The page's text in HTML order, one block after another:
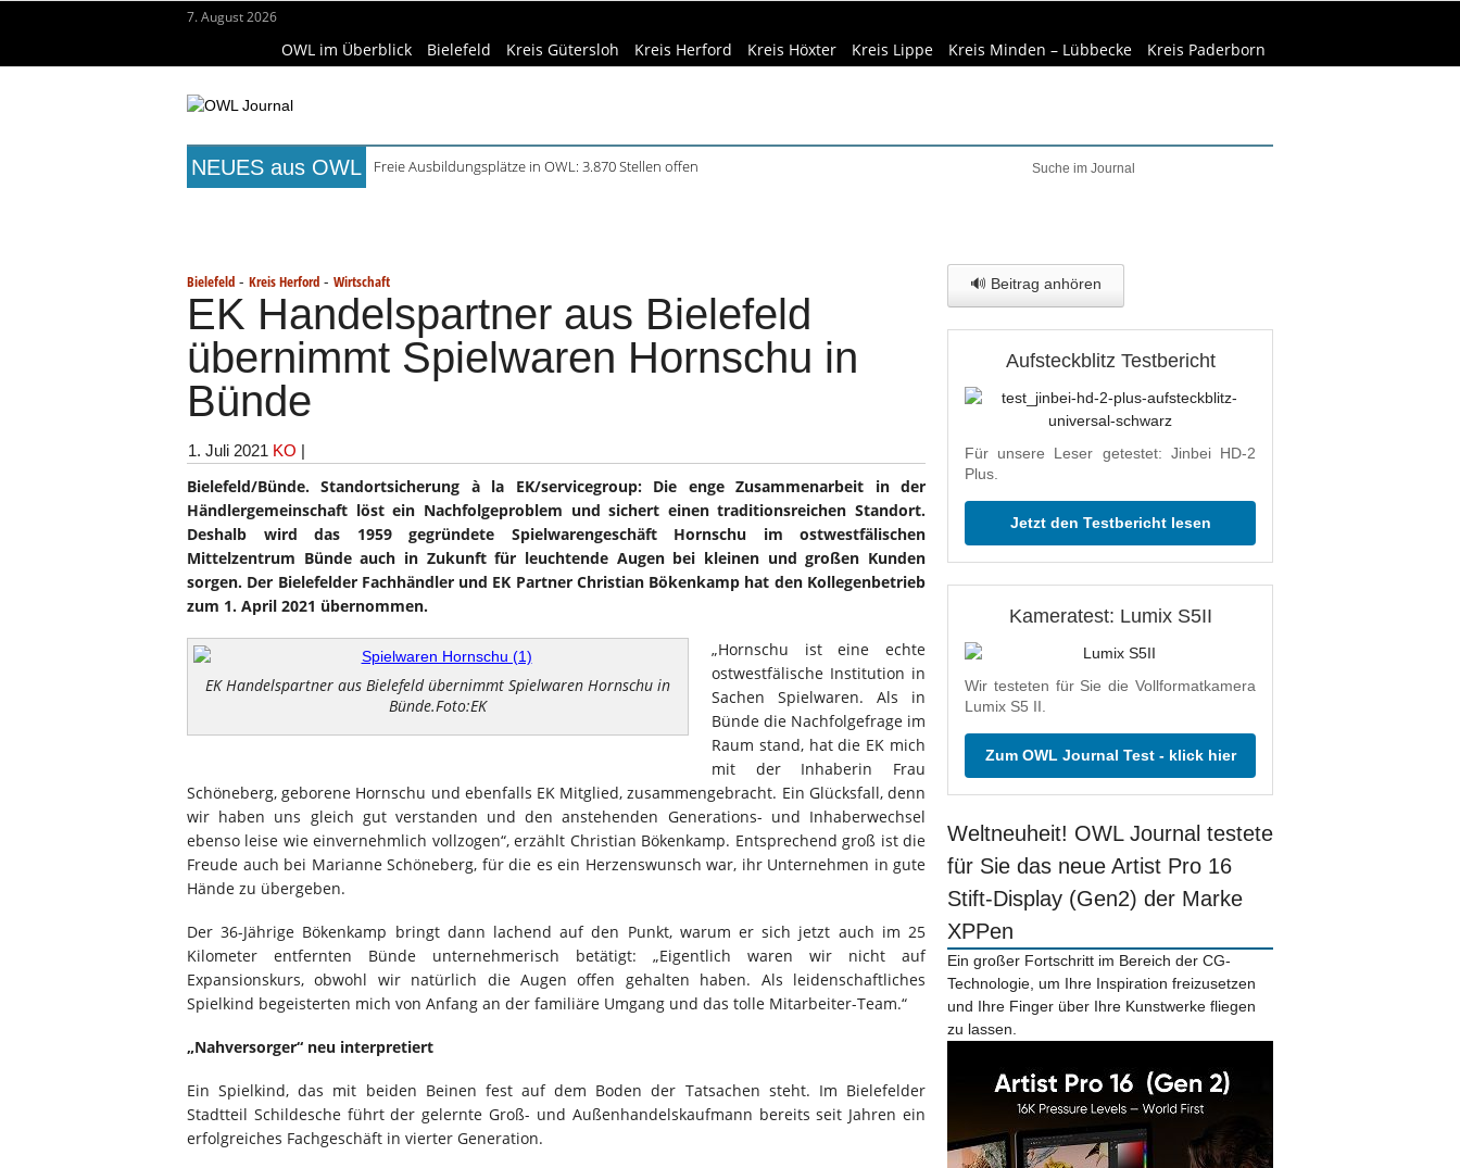
7. August 2026
OWL im Überblick Bielefeld Kreis Gütersloh Kreis Herford Kreis Höxter Kreis Lippe Kreis Minden – Lübbecke Kreis Paderborn
NEUES aus OWL
Freie Ausbildungsplätze in OWL: 3.870 Stellen offen
Bielefeld - Kreis Herford - Wirtschaft
EK Handelspartner aus Bielefeld
übernimmt Spielwaren Hornschu in
Bünde
1. Juli 2021 KO |
Bielefeld/Bünde. Standortsicherung à la EK/servicegroup: Die enge Zusammenarbeit in der
Händlergemeinschaft löst ein Nachfolgeproblem und sichert einen traditionsreichen Standort.
Deshalb wird das 1959 gegründete Spielwarengeschäft Hornschu im ostwestfälischen
Mittelzentrum Bünde auch in Zukunft für leuchtende Augen bei kleinen und großen Kunden
sorgen. Der Bielefelder Fachhändler und EK Partner Christian Bökenkamp hat den Kollegenbetrieb
zum 1. April 2021 übernommen.
EK Handelspartner aus Bielefeld übernimmt Spielwaren Hornschu in
Bünde.Foto:EK
„Hornschu ist eine echte
ostwestfälische Institution in
Sachen Spielwaren. Als in
Bünde die Nachfolgefrage im
Raum stand, hat die EK mich
mit der Inhaberin Frau
Schöneberg, geborene Hornschu und ebenfalls EK Mitglied, zusammengebracht. Ein Glücksfall, denn
wir haben uns gleich gut verstanden und den anstehenden Generations- und Inhaberwechsel
ebenso leise wie einvernehmlich vollzogen“, erzählt Christian Bökenkamp. Entsprechend groß ist die
Freude auch bei Marianne Schöneberg, für die es ein Herzenswunsch war, ihr Unternehmen in gute
Hände zu übergeben.
Der 36-Jährige Bökenkamp bringt dann lachend auf den Punkt, warum er sich jetzt auch im 25
Kilometer entfernten Bünde unternehmerisch betätigt: „Eigentlich waren wir nicht auf
Expansionskurs, obwohl wir natürlich die Augen offen gehalten haben. Als leidenschaftliches
Spielkind begeisterten mich von Anfang an der familiäre Umgang und das tolle Mitarbeiter-Team.“
„Nahversorger“ neu interpretiert
Ein Spielkind, das mit beiden Beinen fest auf dem Boden der Tatsachen steht. Im Bielefelder
Stadtteil Schildesche führt der gelernte Groß- und Außenhandelskaufmann bereits seit Jahren ein
erfolgreiches Fachgeschäft in vierter Generation.
🔊 Beitrag anhören
Aufsteckblitz Testbericht
Für unsere Leser getestet: Jinbei HD-2
Plus.
Jetzt den Testbericht lesen
Kameratest: Lumix S5II
Wir testeten für Sie die Vollformatkamera
Lumix S5 II.
Zum OWL Journal Test - klick hier
Weltneuheit! OWL Journal testete
für Sie das neue Artist Pro 16
Stift-Display (Gen2) der Marke
XPPen
Ein großer Fortschritt im Bereich der CG-
Technologie, um Ihre Inspiration freizusetzen
und Ihre Finger über Ihre Kunstwerke fliegen
zu lassen.